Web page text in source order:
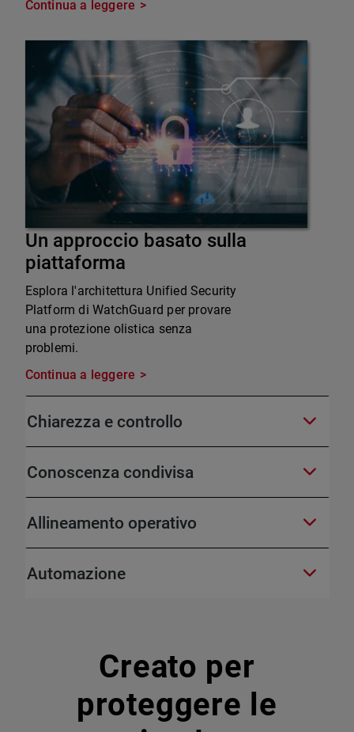
Continua a leggere
Un approccio basato sulla
piattaforma
Esplora l'architettura Unified Security
Platform di WatchGuard per provare
una protezione olistica senza
problemi.
Continua a leggere
Chiarezza e controllo
Conoscenza condivisa
Allineamento operativo
Automazione
Creato per
proteggere le